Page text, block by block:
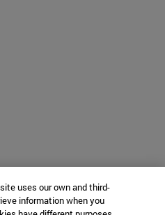
uses our own and third-
information when you